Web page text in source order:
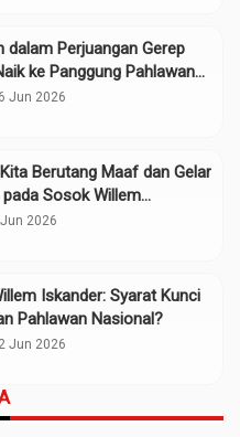
dalam Perjuangan Gerep
ke Panggung Pahlawan
Jun 2026
Berutang Maaf dan Gelar
pada Sosok Willem
2026
Iskander: Syarat Kunci
Pahlawan Nasional?
Jun 2026